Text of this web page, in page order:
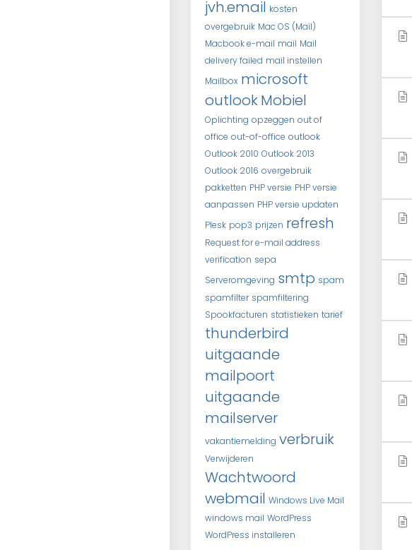
jvh.email kosten
overgebruik Mac OS (Mail)
Macbook e-mail mail Mail
delivery failed mail instellen
Mailbox microsoft
outlookMobiel
Oplichting opzeggen out of
office out-of-office outlook
Outlook 2010 Outlook 2013
Outlook 2016 overgebruik
pakketten PHP versie PHP versie
aanpassen PHP versie updaten
Plesk pop3 prijzen refresh
Request for e-mail address
verification sepa
Serveromgeving smtp spam
spamfilter spamfiltering
Spookfacturen statistieken tarief
thunderbird
uitgaande
mailpoort
uitgaande
mailserver
vakantiemelding verbruik
Verwijderen
Wachtwoord
webmail Windows Live Mail
windows mail WordPress
WordPress installeren